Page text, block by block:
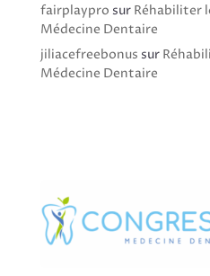
fairplaypro sur Réhabiliter
Médecine Dentaire
jiliacefreebonus sur
Médecine Dentaire